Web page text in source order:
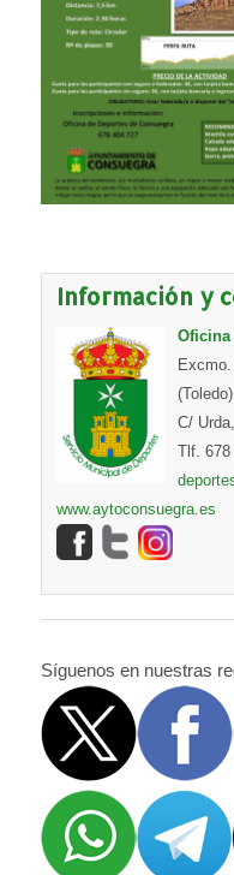
Información y
Oficina
(Toledo)
C/
Tlf. 678
www.aytoconsuegra.es
Síguenos en nuestras